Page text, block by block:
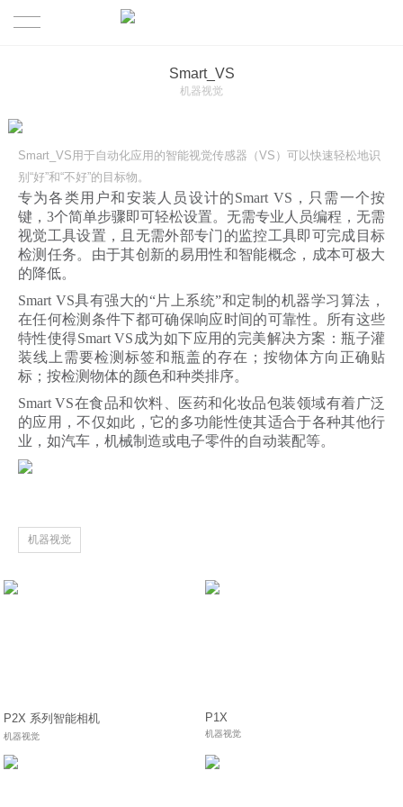
Smart_VS
机器视觉
Smart_VS用于自动化应用的智能视觉传感器（VS）可以快速轻松地识
别“好”和“不好”的目标物。
专为各类用户和安装人员设计的Smart VS，只需一个按
键，3个简单步骤即可轻松设置。无需专业人员编程，无需
视觉工具设置，且无需外部专门的监控工具即可完成目标
检测任务。由于其创新的易用性和智能概念，成本可极大
的降低。
Smart VS具有强大的“片上系统”和定制的机器学习算法，
在任何检测条件下都可确保响应时间的可靠性。所有这些
特性使得Smart VS成为如下应用的完美解决方案：瓶子灌
装线上需要检测标签和瓶盖的存在；按物体方向正确贴
标；按检测物体的颜色和种类排序。
Smart VS在食品和饮料、医药和化妆品包装领域有着广泛
的应用，不仅如此，它的多功能性使其适合于各种其他行
业，如汽车，机械制造或电子零件的自动装配等。
机器视觉
P2X 系列智能相机
机器视觉
P1X
机器视觉
工业读码器
3D视觉引导&机器人
机器视觉
传感器
RFID射频识别
解决方案
制造行业
物流行业
关于MILO
MILO介绍
联系迈洛